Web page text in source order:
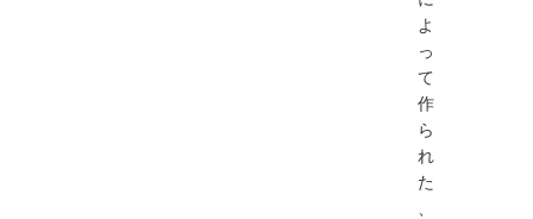
よ
っ
て
作
ら
れ
た